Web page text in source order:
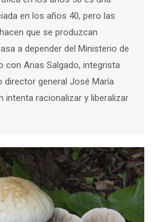
en los años 40, pero las
que se produzcan
a depender del Ministerio de
con Arias Salgado, integrista
director general José María
intenta racionalizar y liberalizar